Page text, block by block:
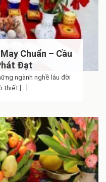
việc, đời sống và các
Chuẩn – Cầu
Đạt
ngành nghề lâu đời
thiết [...]